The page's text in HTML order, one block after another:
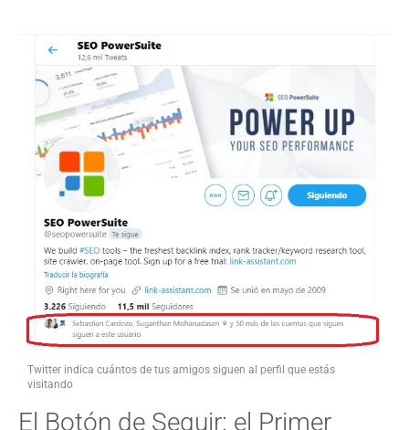
Twitter indica cuántos de tus amigos siguen al perfil que estás
visitando
El Botón de Seguir: el Primer